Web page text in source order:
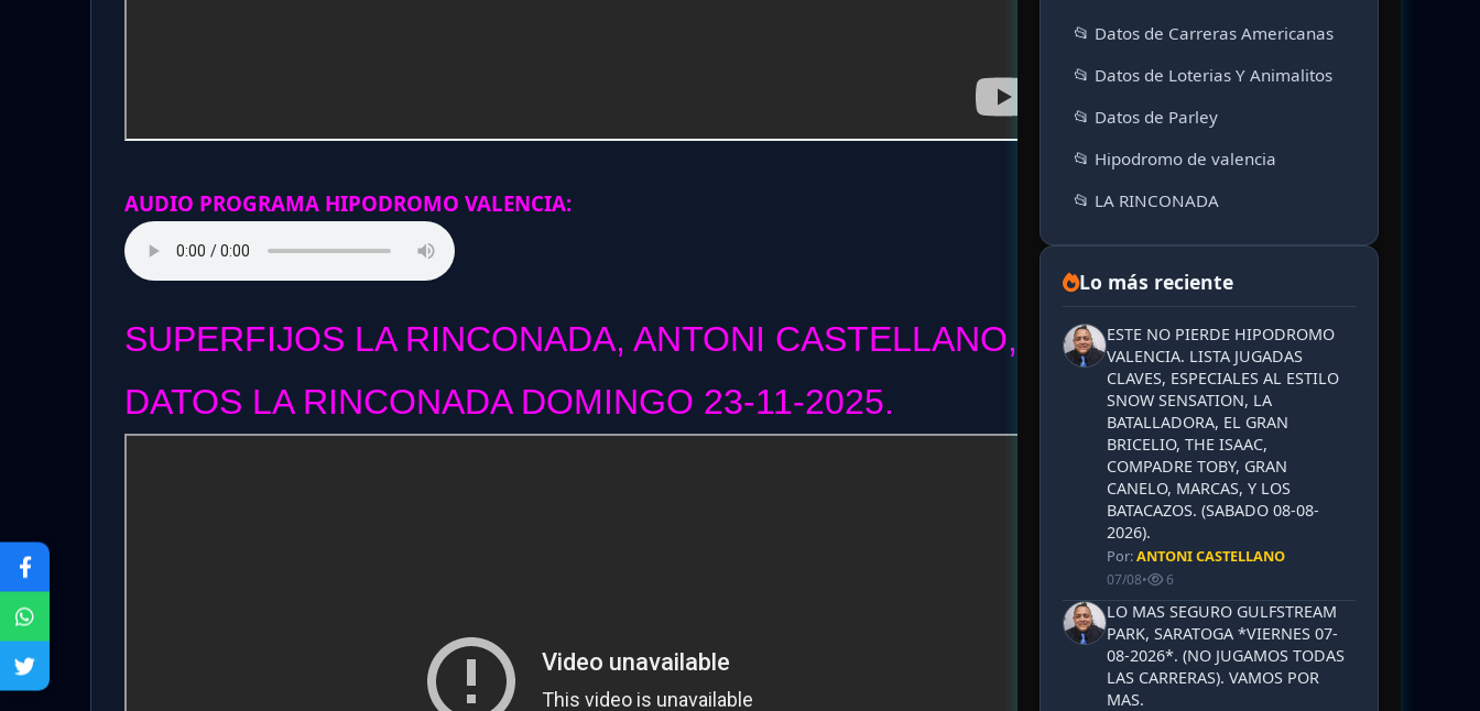
AUDIO PROGRAMA HIPODROMO VALENCIA:
SUPERFIJOS LA RINCONADA, ANTONI CASTELLANO,
DATOS LA RINCONADA DOMINGO 23-11-2025.
📂 Datos de Carreras Americanas
📂 Datos de Loterias Y Animalitos
📂 Datos de Parley
📂 Hipodromo de valencia
📂 LA RINCONADA
Lo más reciente
ESTE NO PIERDE HIPODROMO
VALENCIA. LISTA JUGADAS
CLAVES, ESPECIALES AL ESTILO
SNOW SENSATION, LA
BATALLADORA, EL GRAN
BRICELIO, THE ISAAC,
COMPADRE TOBY, GRAN
CANELO, MARCAS, Y LOS
BATACAZOS. (SABADO 08-08-
2026).
Por:ANTONI CASTELLANO
07/08• 6
LO MAS SEGURO GULFSTREAM
PARK, SARATOGA *VIERNES 07-
08-2026*. (NO JUGAMOS TODAS
LAS CARRERAS). VAMOS POR
MAS.